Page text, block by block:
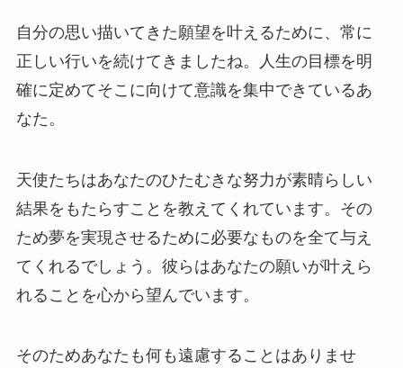
自分の思い描いてきた願望を叶えるために、常に
正しい行いを続けてきましたね。人生の目標を明
確に定めてそこに向けて意識を集中できているあ
なた。
天使たちはあなたのひたむきな努力が素晴らしい
結果をもたらすことを教えてくれています。その
ため夢を実現させるために必要なものを全て与え
てくれるでしょう。彼らはあなたの願いが叶えら
れることを心から望んでいます。
そのためあなたも何も遠慮することはありませ